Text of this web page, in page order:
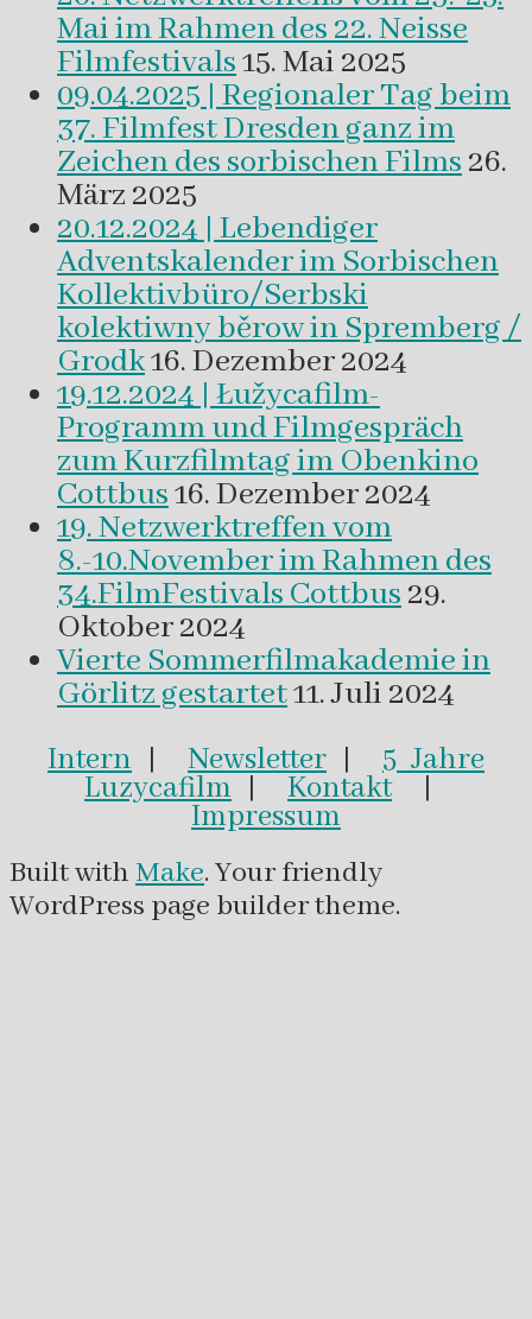
Mai im Rahmen des 22. Neisse
Filmfestivals15. Mai 2025
09.04.2025 | Regionaler Tag beim
37. Filmfest Dresden ganz im
Zeichen des sorbischen Films26.
März 2025
20.12.2024 | Lebendiger
Adventskalender im Sorbischen
Kollektivbüro/Serbski
kolektiwny běrow in Spremberg /
Grodk16. Dezember 2024
19.12.2024 | Łužycafilm-
Programm und Filmgespräch
zum Kurzfilmtag im Obenkino
Cottbus16. Dezember 2024
19. Netzwerktreffen vom
8.-10.November im Rahmen des
34.FilmFestivals Cottbus29.
Oktober 2024
Vierte Sommerfilmakademie in
Görlitz gestartet11. Juli 2024
Intern | Newsletter | 5 Jahre
Luzycafilm | Kontakt|
Impressum
Built withMake. Your friendly
WordPress page builder theme.